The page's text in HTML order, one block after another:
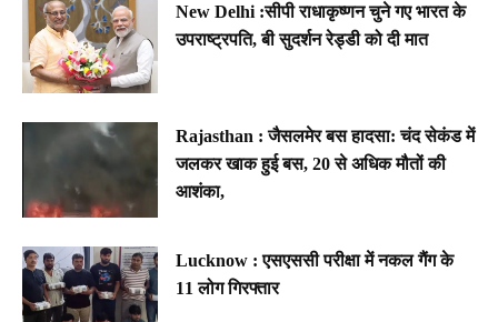
New Delhi :सीपी राधाकृष्णन चुने गए भारत के
उपराष्ट्रपति, बी सुदर्शन रेड्डी को दी मात
Rajasthan : जैसलमेर बस हादसा: चंद सेकंड में
जलकर खाक हुई बस, 20 से अधिक मौतों की
आशंका,
Lucknow : एसएससी परीक्षा में नकल गैंग के
11 लोग गिरफ्तार